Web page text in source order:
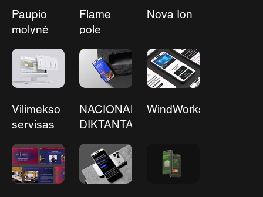
Paupio
molynė
Flame
pole
namai
Nova Ion
Vilimekso
servisas
NACIONALINIS
DIKTANTAS
WindWorks2026